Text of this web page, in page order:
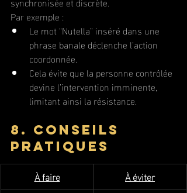
Par exemple :
Le mot “Nutella” inséré dans une
phrase banale déclenche l’action
coordonnée.
Cela évite que la personne contrôlée
devine l’intervention imminente,
limitant ainsi la résistance.
8. Conseils
pratiques
À faire
À éviter